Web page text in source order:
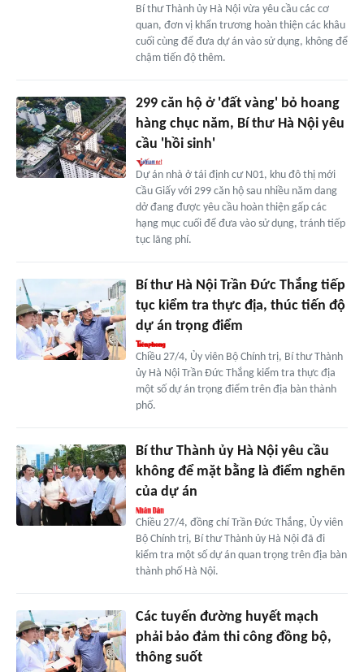
Bí thư Thành ủy Hà Nội vừa yêu cầu các cơ
quan, đơn vị khẩn trương hoàn thiện các khâu
cuối cùng để đưa dự án vào sử dụng, không để
chậm tiến độ thêm.
299 căn hộ ở 'đất vàng' bỏ hoang
hàng chục năm, Bí thư Hà Nội yêu
cầu 'hồi sinh'
Dự án nhà ở tái định cư N01, khu đô thị mới
Cầu Giấy với 299 căn hộ sau nhiều năm dang
dở đang được yêu cầu hoàn thiện gấp các
hạng mục cuối để đưa vào sử dụng, tránh tiếp
tục lãng phí.
Bí thư Hà Nội Trần Đức Thắng tiếp
tục kiểm tra thực địa, thúc tiến độ
dự án trọng điểm
Chiều 27/4, Ủy viên Bộ Chính trị, Bí thư Thành
ủy Hà Nội Trần Đức Thắng kiểm tra thực địa
một số dự án trọng điểm trên địa bàn thành
phố.
Bí thư Thành ủy Hà Nội yêu cầu
không để mặt bằng là điểm nghẽn
của dự án
Chiều 27/4, đồng chí Trần Đức Thắng, Ủy viên
Bộ Chính trị, Bí thư Thành ủy Hà Nội đã đi
kiểm tra một số dự án quan trọng trên địa bàn
thành phố Hà Nội.
Các tuyến đường huyết mạch
phải bảo đảm thi công đồng bộ,
thông suốt